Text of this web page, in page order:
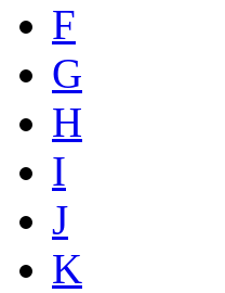
F
G
H
I
J
K